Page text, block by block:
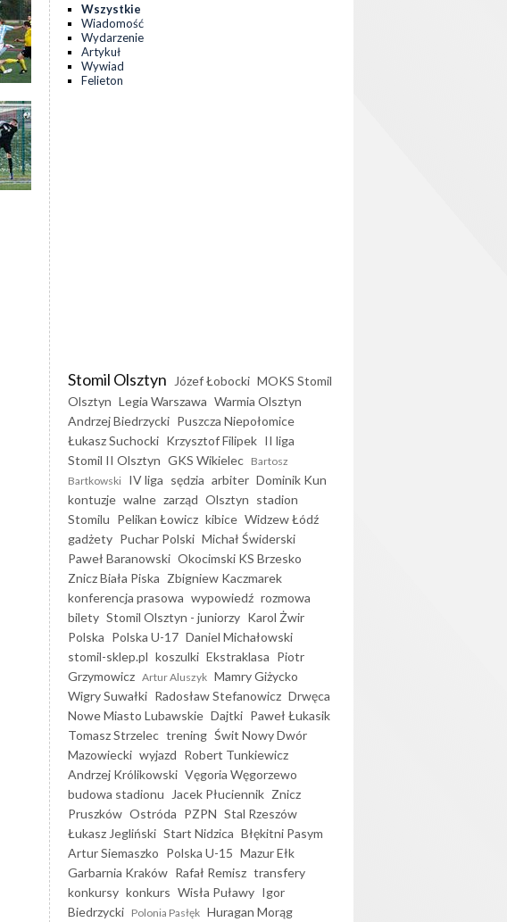
Wszystkie
Wiadomość
Wydarzenie
Artykuł
Wywiad
Felieton
Stomil Olsztyn Józef Łobocki MOKS Stomil
Olsztyn Legia Warszawa Warmia Olsztyn
Andrzej Biedrzycki Puszcza Niepołomice
Łukasz Suchocki Krzysztof Filipek II liga
Stomil II Olsztyn GKS Wikielec Bartosz
Bartkowski IV liga sędzia arbiter Dominik Kun
kontuzje walne zarząd Olsztyn stadion
Stomilu Pelikan Łowicz kibice Widzew Łódź
gadżety Puchar Polski Michał Świderski
Paweł Baranowski Okocimski KS Brzesko
Znicz Biała Piska Zbigniew Kaczmarek
konferencja prasowa wypowiedź rozmowa
bilety Stomil Olsztyn - juniorzy Karol Żwir
Polska Polska U-17 Daniel Michałowski
stomil-sklep.pl koszulki Ekstraklasa Piotr
Grzymowicz Artur Aluszyk Mamry Giżycko
Wigry Suwałki Radosław Stefanowicz Drwęca
Nowe Miasto Lubawskie Dajtki Paweł Łukasik
Tomasz Strzelec trening Świt Nowy Dwór
Mazowiecki wyjazd Robert Tunkiewicz
Andrzej Królikowski Vęgoria Węgorzewo
budowa stadionu
Jacek Płuciennik Znicz
Pruszków Ostróda PZPN Stal Rzeszów
Łukasz Jegliński Start Nidzica Błękitni Pasym
Artur Siemaszko Polska U-15 Mazur Ełk
Garbarnia Kraków Rafał Remisz transfery
konkursy konkurs Wisła Puławy Igor
Biedrzycki Polonia Pasłęk Huragan Morąg